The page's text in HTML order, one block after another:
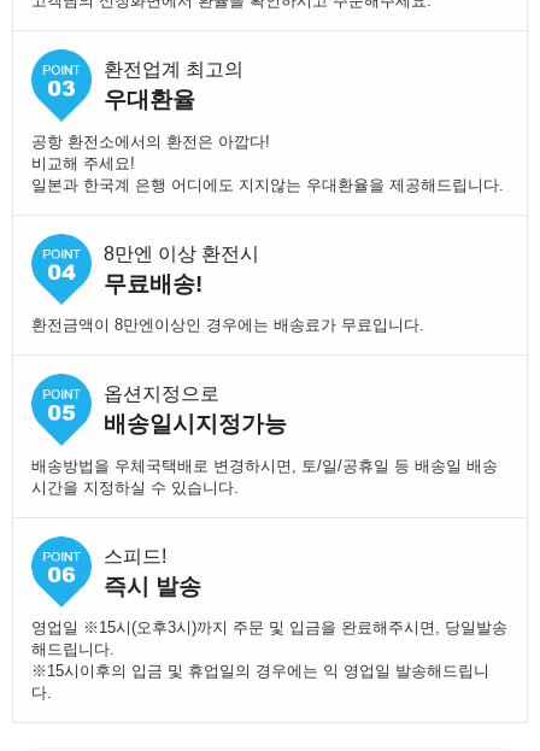
환전업계 최고의
우대환율
공항 환전소에서의 환전은 아깝다!
비교해 주세요!
일본과 한국계 은행 어디에도 지지않는 우대환율을 제공해드립니다.
8만엔 이상 환전시
무료배송!
환전금액이 8만엔이상인 경우에는 배송료가 무료입니다.
옵션지정으로
배송일시지정가능
배송방법을 우체국택배로 변경하시면, 토/일/공휴일 등 배송일 배송
시간을 지정하실 수 있습니다.
스피드!
즉시 발송
영업일 ※15시(오후3시)까지 주문 및 입금을 완료해주시면, 당일발송
해드립니다.
※15시이후의 입금 및 휴업일의 경우에는 익 영업일 발송해드립니
다.